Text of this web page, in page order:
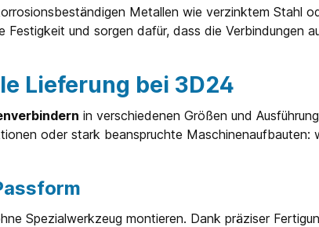
Metallen wie verzinktem Stahl
und sorgen dafür, dass die Verbindungen
Lieferung bei 3D24
in verschiedenen Größen und
oder stark beanspruchte Maschinenaufbauten:
Spezialwerkzeug montieren. Dank präziser